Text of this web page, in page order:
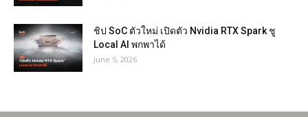
ชิป SoC ตัวใหม่ เปิดตัว Nvidia RTX Spark ชู
Local AI พกพาได้
June 5, 2026